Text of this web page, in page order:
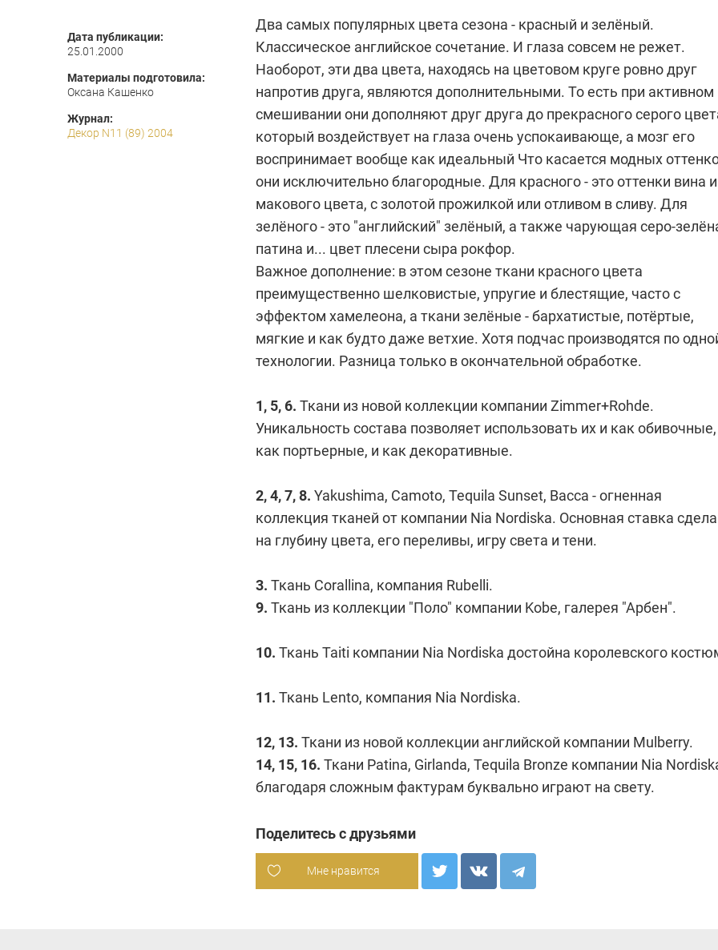
Дата публикации:
25.01.2000
Материалы подготовила:
Оксана Кашенко
Журнал:
Декор N11 (89) 2004
Два самых популярных цвета сезона - красный и зелёный.
Классическое английское сочетание. И глаза совсем не режет.
Наоборот, эти два цвета, находясь на цветовом круге ровно друг
напротив друга, являются дополнительными. То есть при активном
смешивании они дополняют друг друга до прекрасного серого
который воздействует на глаза очень успокаивающе, а мозг его
воспринимает вообще как идеальный Что касается модных
они исключительно благородные. Для красного - это оттенки вина и
макового цвета, с золотой прожилкой или отливом в сливу. Для
зелёного - это "английский" зелёный, а также чарующая серо-
патина и... цвет плесени сыра рокфор.
Важное дополнение: в этом сезоне ткани красного цвета
преимущественно шелковистые, упругие и блестящие, часто с
эффектом хамелеона, а ткани зелёные - бархатистые, потёртые,
мягкие и как будто даже ветхие. Хотя подчас производятся по
технологии. Разница только в окончательной обработке.
1, 5, 6. Ткани из новой коллекции компании Zimmer+Rohde.
Уникальность состава позволяет использовать их и как обивочные,
как портьерные, и как декоративные.
2, 4, 7, 8. Yakushima, Camoto, Tequila Sunset, Bacca - огненная
коллекция тканей от компании Nia Nordiska. Основная ставка
на глубину цвета, его переливы, игру света и тени.
3. Ткань Corallina, компания Rubelli.
9. Ткань из коллекции "Поло" компании Kobe, галерея "Арбен".
10. Ткань Taiti компании Nia Nordiska достойна королевского
11. Ткань Lento, компания Nia Nordiska.
12, 13. Ткани из новой коллекции английской компании Mulberry.
14, 15, 16. Ткани Patina, Girlanda, Tequila Bronze компании Nia
благодаря сложным фактурам буквально играют на свету.
Поделитесь с друзьями
Мне нравится